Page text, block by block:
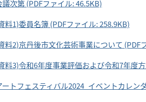
議次第 (PDFファイル: 46.5KB)
料1)委員名簿 (PDFファイル: 258.9KB)
料2)京丹後市文化芸術事業について (PDF
料3)令和6年度事業評価および令和7年度
ートフェスティバル2024_イベントカレン